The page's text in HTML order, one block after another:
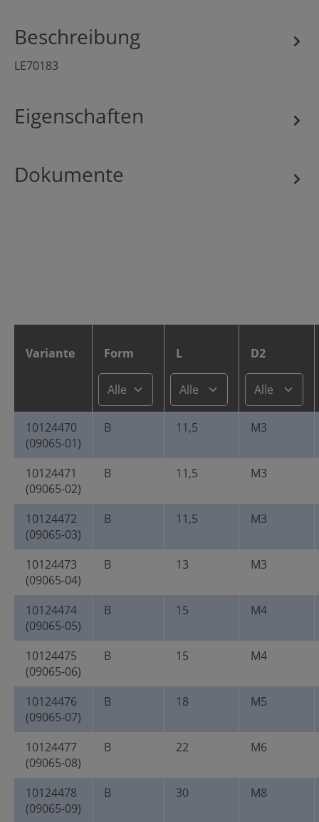
Beschreibung
LE70183
Eigenschaften
Dokumente
Variante Form L D2
10124470
(09065-01)
B 11,5 M3
10124471
(09065-02)
B 11,5 M3
10124472
(09065-03)
B 11,5 M3
10124473
(09065-04)
B 13 M3
10124474
(09065-05)
B 15 M4
10124475
(09065-06)
B 15 M4
10124476
(09065-07)
B 18 M5
10124477
(09065-08)
B 22 M6
10124478
(09065-09)
B 30 M8